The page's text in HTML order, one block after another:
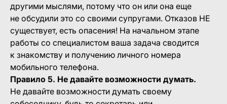
другими мыслями, потому что он или она еще
не обсудили это со своими супругами. Отказов НЕ
существует, есть опасения! На начальном этапе
работы со специалистом ваша задача сводится
к знакомству и получению личного номера
мобильного телефона.
Правило 5. Не давайте возможности думать.
Не давайте возможности думать своему